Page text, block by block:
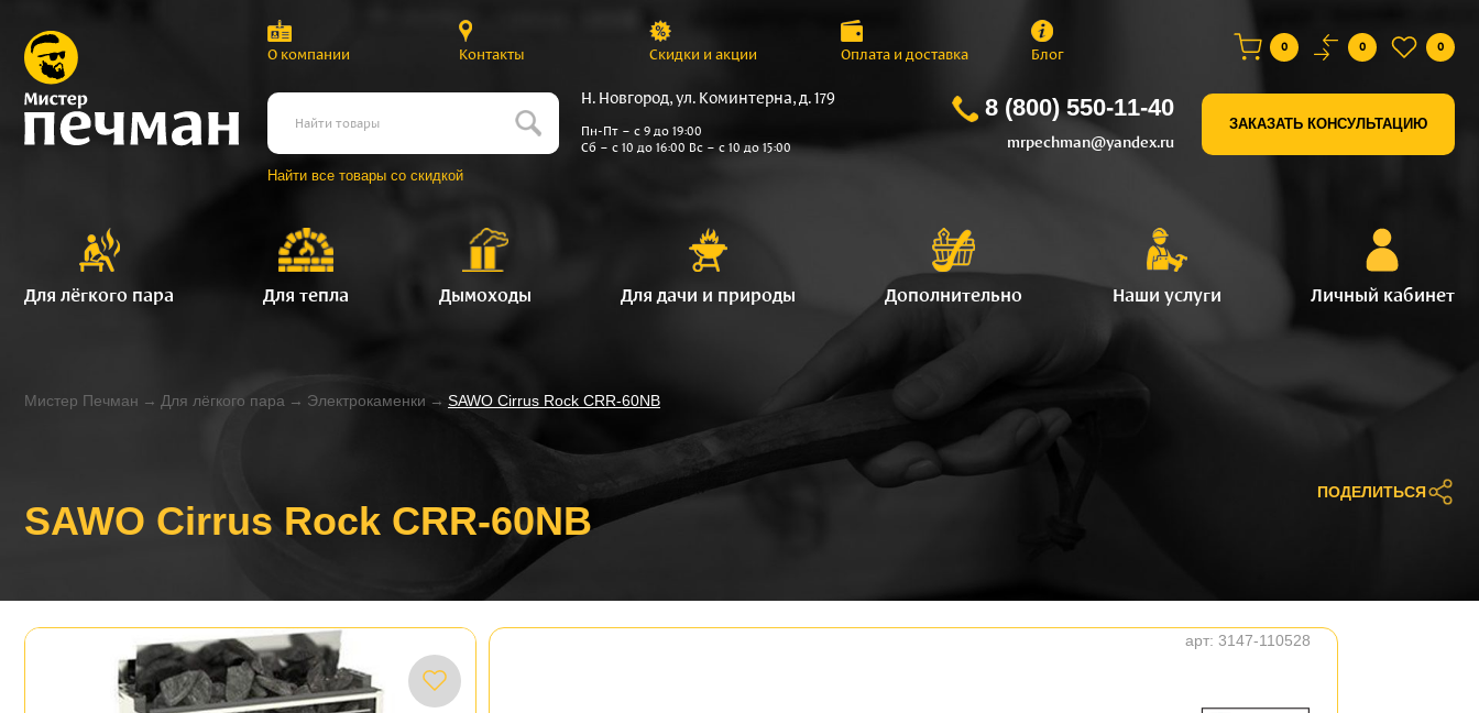
О компании Контакты Скидки и акции Оплата и доставка Блог 0 0 0
Найти все товары со скидкой
Н. Новгород, ул. Коминтерна, д. 179
Пн-Пт – с 9 до 19:00
Сб – с 10 до 16:00 Вс – с 10 до 15:00
8 (800) 550-11-40
mrpechman@yandex.ru
ЗАКАЗАТЬ КОНСУЛЬТАЦИЮ
Для лёгкого пара Для тепла Дымоходы Для дачи и природы Дополнительно Наши услуги Личный кабинет
Мистер Печман → Для лёгкого пара → Электрокаменки → SAWO Cirrus Rock CRR-60NB
SAWO Cirrus Rock CRR-60NB
ПОДЕЛИТЬСЯ
арт: 3147-110528